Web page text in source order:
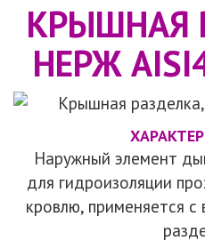
КРЫШНАЯ
НЕРЖ
Наружный элемент
для гидроизоляции
кровлю, применяется